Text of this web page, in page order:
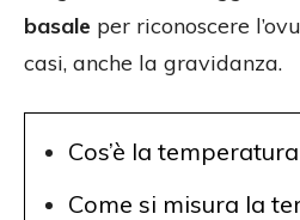
basale per riconoscere
casi, anche la gravidanza.
Cos’è la
Come si misura la